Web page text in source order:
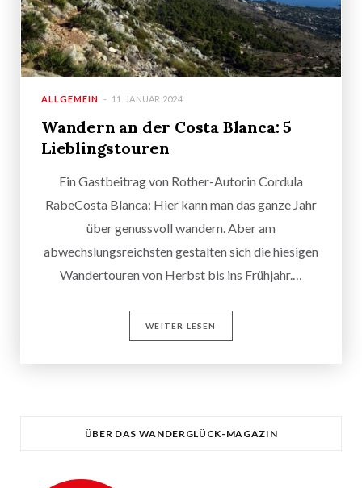
ALLGEMEIN 11. JANUAR 2024
Wandern an der Costa Blanca: 5
Lieblingstouren
Ein Gastbeitrag von Rother-Autorin Cordula
RabeCosta Blanca: Hier kann man das ganze Jahr
über genussvoll wandern. Aber am
abwechslungsreichsten gestalten sich die hiesigen
Wandertouren von Herbst bis ins Frühjahr.…
WEITER LESEN
ÜBER DAS WANDERGLÜCK-MAGAZIN